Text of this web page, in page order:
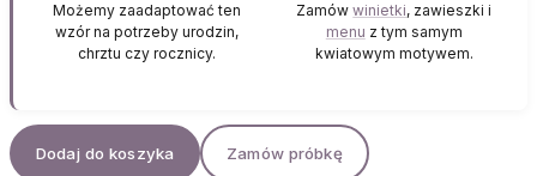
Możemy zaadaptować ten
wzór na potrzeby urodzin,
chrztu czy rocznicy.
Zamówwinietki, zawieszki i
menu z tym samym
kwiatowym motywem.
Dodaj do koszyka Zamów próbkę